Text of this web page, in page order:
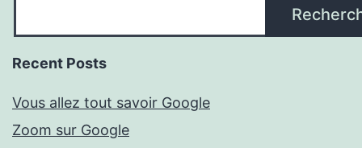
Recent Posts
Vous allez tout savoir Google
Zoom sur Google